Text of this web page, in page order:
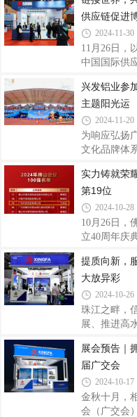
第27位，排
业在制造业
解，“广东省
发展改革委
院、省制造
主要依据进
自2013年启
布
供应链促进
2024-11-30
11月26日，
中国国际供
材制造商之
省战略性产
实业，立足
链，本次携
决方案集中
链为主题的
链的合作与
兴发铝业参
主题阳光运
2024-11-20
为响应弘扬
文化品牌体
向新提速”
员工体育文
在“友谊第一
上，共同参
好“兴”篇章
着笑容，以
的队伍，多
实力铸就荣
第19位
2024-10-28
10月26日，
立40周年庆
企业100强
铝业凭借稳
2024年佛山
第10位。兴
为纲、创新
产业链“链
积极围绕产
提质向新，
大放异彩
2024-10-26
珠江之畔，
展、推进高
发铝业作为
深挖外贸发
为全球用户
以专业品质
风采，加速
展会预告｜
届广交会
2024-10-17
金秋十月，
会（广交会